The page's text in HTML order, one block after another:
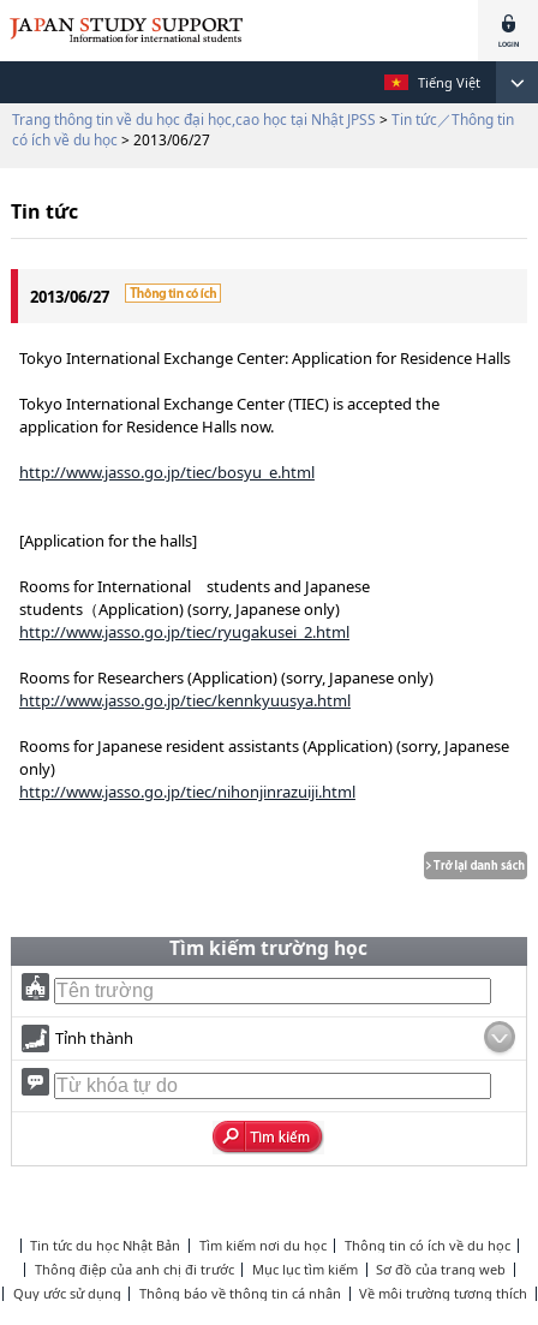
Tiếng Việt
Trang thông tin về du học đại học,cao học tại Nhật JPSS > Tin tức／Thông tin
có ích về du học > 2013/06/27
Tin tức
2013/06/27
Tokyo International Exchange Center: Application for Residence Halls
Tokyo International Exchange Center (TIEC) is accepted the
application for Residence Halls now.
http://www.jasso.go.jp/tiec/bosyu_e.html
[Application for the halls]
Rooms for International students and Japanese
students（Application) (sorry, Japanese only)
http://www.jasso.go.jp/tiec/ryugakusei_2.html
Rooms for Researchers (Application) (sorry, Japanese only)
http://www.jasso.go.jp/tiec/kennkyuusya.html
Rooms for Japanese resident assistants (Application) (sorry, Japanese
only)
http://www.jasso.go.jp/tiec/nihonjinrazuiji.html
Tìm kiếm trường học
Tỉnh thành
Tin tức du học Nhật Bản Tìm kiếm nơi du học
Thông tin có ích về du học
Thông điệp của anh chị đi trước
Mục lục tìm kiếm
Sơ đồ của trang web
Quy ước sử dụng
Thông báo về thông tin cá nhân Về môi trường tương thích